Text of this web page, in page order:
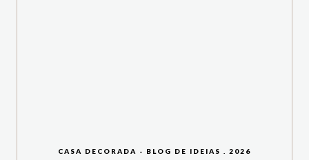
CASA DECORADA - BLOG DE IDEIAS 2026